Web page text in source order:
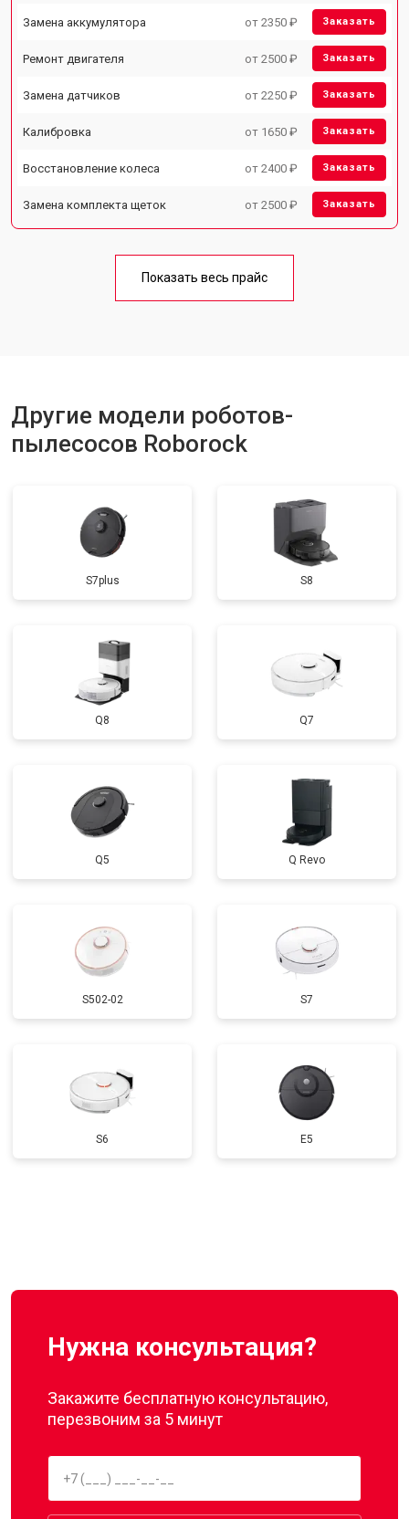
Замена аккумулятора от 2350 ₽ Заказать
Ремонт двигателя от 2500 ₽ Заказать
Замена датчиков от 2250 ₽ Заказать
Калибровка от 1650 ₽ Заказать
Восстановление колеса от 2400 ₽ Заказать
Замена комплекта щеток от 2500 ₽ Заказать
Показать весь прайс
Другие модели роботов-
пылесосов Roborock
S7plus S8
Q8 Q7
Q5 Q Revo
S502-02 S7
S6 E5
Нужна консультация?
Закажите бесплатную консультацию,
перезвоним за 5 минут